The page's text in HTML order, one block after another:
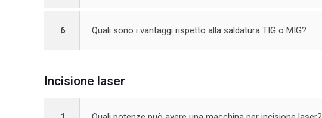
6 Quali sono i vantaggi rispetto alla saldatura TIG o MIG?
Incisione laser